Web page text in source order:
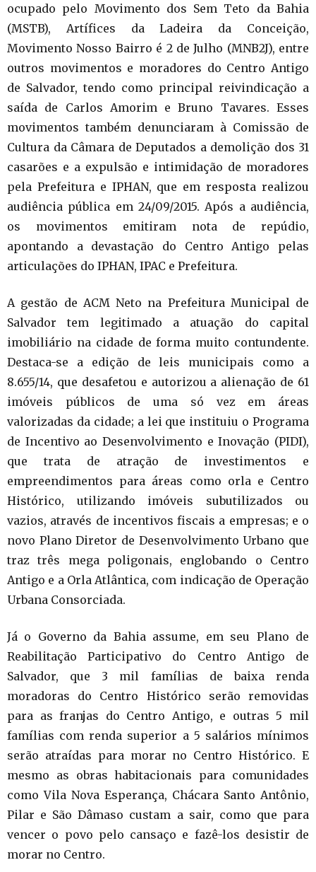
ocupado pelo Movimento dos Sem Teto da Bahia
(MSTB), Artífices da Ladeira da Conceição,
Movimento Nosso Bairro é 2 de Julho (MNB2J), entre
outros movimentos e moradores do Centro Antigo
de Salvador, tendo como principal reivindicação a
saída de Carlos Amorim e Bruno Tavares. Esses
movimentos também denunciaram à Comissão de
Cultura da Câmara de Deputados a demolição dos 31
casarões e a expulsão e intimidação de moradores
pela Prefeitura e IPHAN, que em resposta realizou
audiência pública em 24/09/2015. Após a audiência,
os movimentos emitiram nota de repúdio,
apontando a devastação do Centro Antigo pelas
articulações do IPHAN, IPAC e Prefeitura.
A gestão de ACM Neto na Prefeitura Municipal de
Salvador tem legitimado a atuação do capital
imobiliário na cidade de forma muito contundente.
Destaca-se a edição de leis municipais como a
8.655/14, que desafetou e autorizou a alienação de 61
imóveis públicos de uma só vez em áreas
valorizadas da cidade; a lei que instituiu o Programa
de Incentivo ao Desenvolvimento e Inovação (PIDI),
que trata de atração de investimentos e
empreendimentos para áreas como orla e Centro
Histórico, utilizando imóveis subutilizados ou
vazios, através de incentivos fiscais a empresas; e o
novo Plano Diretor de Desenvolvimento Urbano que
traz três mega poligonais, englobando o Centro
Antigo e a Orla Atlântica, com indicação de Operação
Urbana Consorciada.
Já o Governo da Bahia assume, em seu Plano de
Reabilitação Participativo do Centro Antigo de
Salvador, que 3 mil famílias de baixa renda
moradoras do Centro Histórico serão removidas
para as franjas do Centro Antigo, e outras 5 mil
famílias com renda superior a 5 salários mínimos
serão atraídas para morar no Centro Histórico. E
mesmo as obras habitacionais para comunidades
como Vila Nova Esperança, Chácara Santo Antônio,
Pilar e São Dâmaso custam a sair, como que para
vencer o povo pelo cansaço e fazê-los desistir de
morar no Centro.